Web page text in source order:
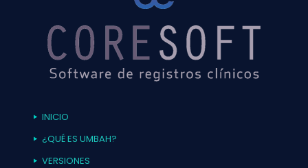
INICIO
¿QUÉ ES UMBAH?
VERSIONES